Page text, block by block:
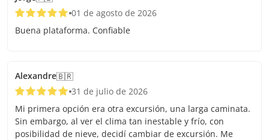
01 de agosto de 2026
Buena plataforma. Confiable
Alexandre🇧🇷
31 de julio de 2026
Mi primera opción era otra excursión, una larga caminata.
Sin embargo, al ver el clima tan inestable y frío, con
posibilidad de nieve, decidí cambiar de excursión. Me